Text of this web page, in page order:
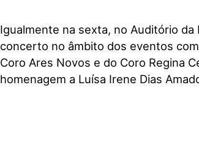
Igualmente na sexta, no Auditório da
concerto no âmbito dos eventos
Coro Ares Novos e do Coro Regina
homenagem a Luísa Irene Dias